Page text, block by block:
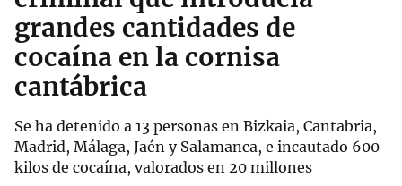
grandes cantidades de
cocaína en la cornisa
cantábrica
Se ha detenido a 13 personas en Bizkaia, Cantabria,
Madrid, Málaga, Jaén y Salamanca, e incautado 600
kilos de cocaína, valorados en 20 millones